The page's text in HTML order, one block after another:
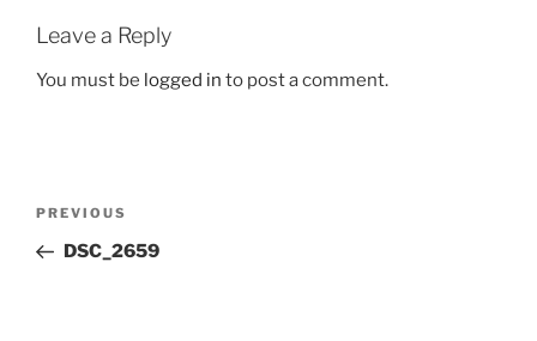
Leave a Reply
You must be logged in to post a comment.
Previous
Post
PREVIOUS
DSC_2659